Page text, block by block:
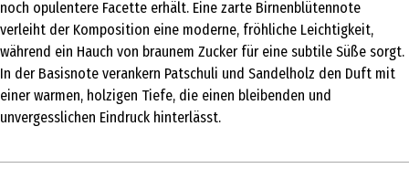
noch opulentere Facette erhält. Eine zarte Birnenblütennote
verleiht der Komposition eine moderne, fröhliche Leichtigkeit,
während ein Hauch von braunem Zucker für eine subtile Süße sorgt.
In der Basisnote verankern Patschuli und Sandelholz den Duft mit
einer warmen, holzigen Tiefe, die einen bleibenden und
unvergesslichen Eindruck hinterlässt.